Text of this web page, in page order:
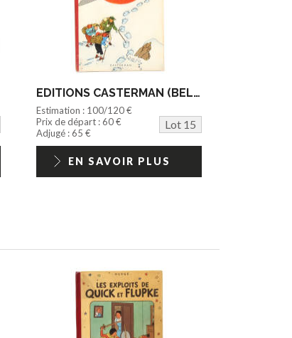
EDITIONS CASTERMAN (BELGIQUE) (1)
Estimation : 100/120 €
Prix de départ : 60 €
Lot 15
Adjugé : 65 €
EN SAVOIR PLUS